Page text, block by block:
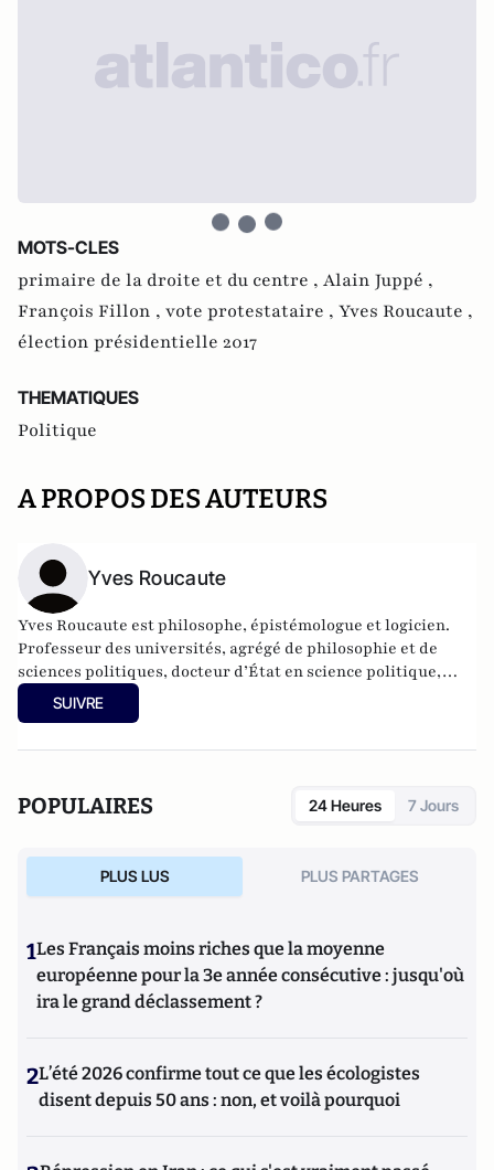
MOTS-CLES
primaire de la droite et du centre , Alain Juppé ,
François Fillon , vote protestataire , Yves Roucaute ,
élection présidentielle 2017
THEMATIQUES
Politique
A PROPOS DES AUTEURS
Yves Roucaute
Yves Roucaute est philosophe, épistémologue et logicien.
Professeur des universités, agrégé de philosophie et de
sciences politiques, docteur d’État en science politique,
docteur en philosophie (épistémologie), conférencier pour
de grands groupes sur les nouvelles technologies et les
national de France Télévision et journaliste.
SUIVRE
POPULAIRES 24 Heures 7 Jours
PLUS LUS PLUS PARTAGES
1Les Français moins riches que la moyenne
européenne pour la 3e année consécutive : jusqu'où
ira le grand déclassement ?
2L’été 2026 confirme tout ce que les écologistes
disent depuis 50 ans : non, et voilà pourquoi